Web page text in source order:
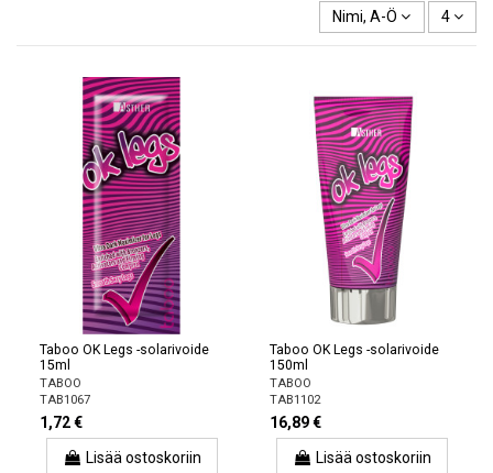
Nimi, A-Ö 4
Taboo OK Legs -solarivoide
15ml
TABOO
TAB1067
1,72 €
Lisää ostoskoriin
Taboo OK Legs -solarivoide
150ml
TABOO
TAB1102
16,89 €
Lisää ostoskoriin